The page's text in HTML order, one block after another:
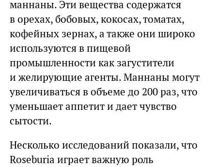
маннаны. Эти вещества содержатся
в орехах, бобовых, кокосах, томатах,
кофейных зернах, а также они широко
используются в пищевой
промышленности как загустители
и желирующие агенты. Маннаны могут
увеличиваться в объеме до 200 раз, что
уменьшает аппетит и дает чувство
сытости.
Несколько исследований показали, что
Roseburia играет важную роль